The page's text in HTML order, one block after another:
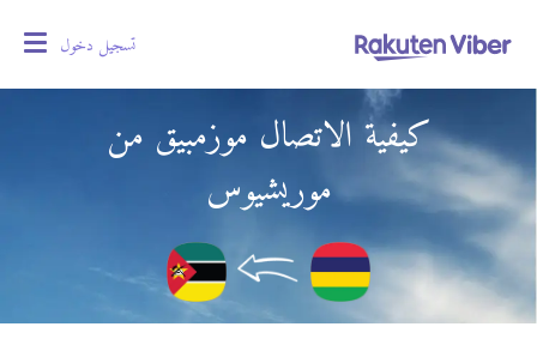
تسجيل دخول
كيفية الاتصال موزمبيق من
موريشيوس